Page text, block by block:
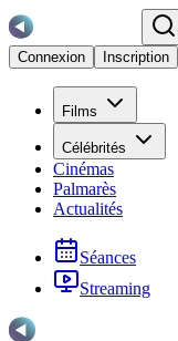
Connexion
Inscription
Films
Célébrités
Cinémas
Palmarès
Actualités
Séances
Streaming